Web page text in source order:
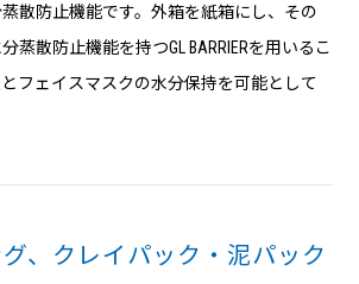
散防止機能です。外箱を紙箱にし、その
蒸散防止機能を持つGL BARRIERを用いるこ
フェイスマスクの水分保持を可能として
、クレイパック・泥パック